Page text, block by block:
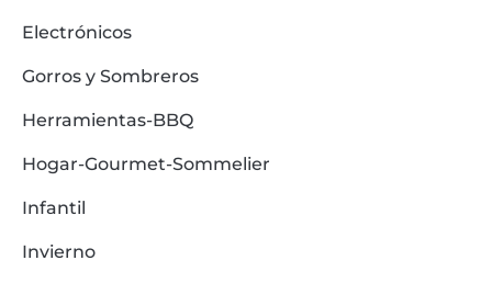
Electrónicos
Gorros y Sombreros
Herramientas-BBQ
Hogar-Gourmet-Sommelier
Infantil
Invierno